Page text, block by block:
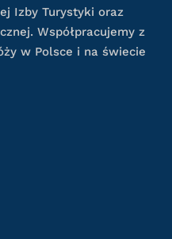
Izby Turystyki oraz
Współpracujemy z
w Polsce i na świecie